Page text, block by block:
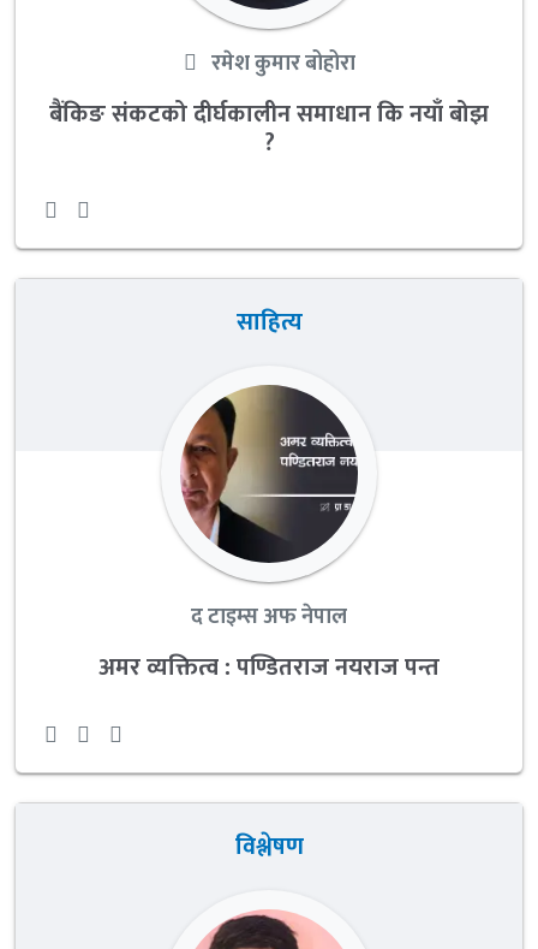
रमेश कुमार बोहोरा
बैंकिङ संकटको दीर्घकालीन समाधान कि नयाँ बोझ
?
साहित्य
द टाइम्स अफ नेपाल
अमर व्यक्तित्व : पण्डितराज नयराज पन्त
विश्लेषण